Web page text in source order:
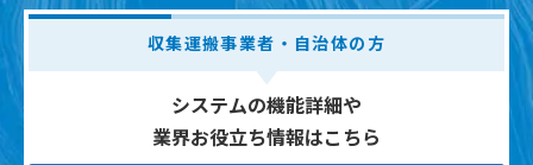
収集運搬事業者・自治体の方
システムの機能詳細や
業界お役立ち情報はこちら